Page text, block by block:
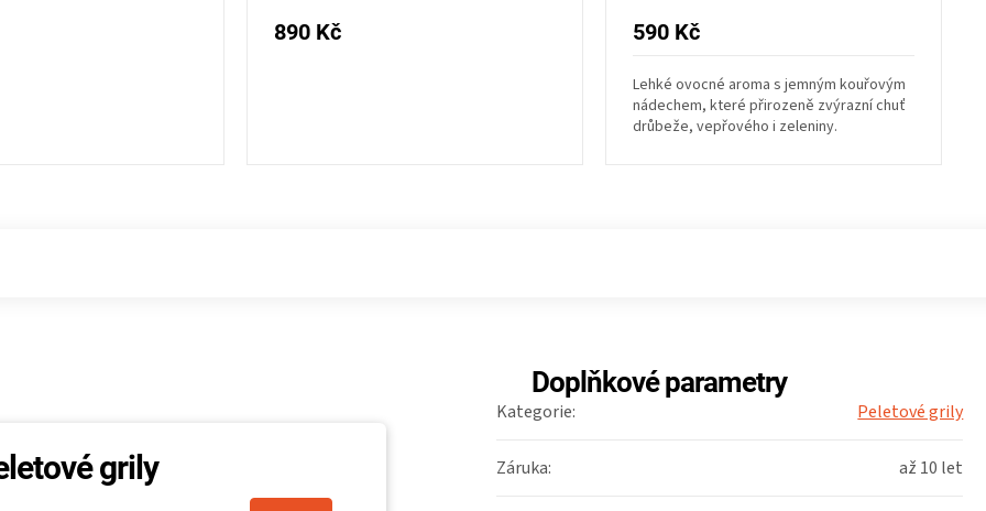
890 Kč 590 Kč
Lehké ovocné aroma s jemným kouřovým
nádechem, které přirozeně zvýrazní chuť
drůbeže, vepřového i zeleniny.
grily
Doplňkové parametry
Kategorie: Peletové grily
Záruka: až 10 let